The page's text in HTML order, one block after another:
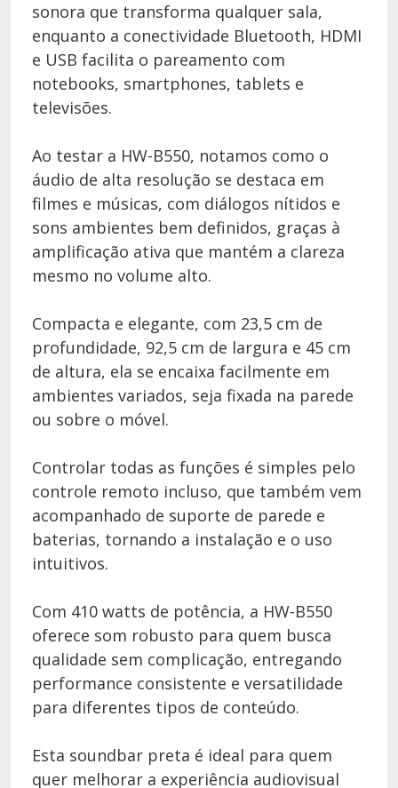
sonora que transforma qualquer sala,
enquanto a conectividade Bluetooth, HDMI
e USB facilita o pareamento com
notebooks, smartphones, tablets e
televisões.
Ao testar a HW-B550, notamos como o
áudio de alta resolução se destaca em
filmes e músicas, com diálogos nítidos e
sons ambientes bem definidos, graças à
amplificação ativa que mantém a clareza
mesmo no volume alto.
Compacta e elegante, com 23,5 cm de
profundidade, 92,5 cm de largura e 45 cm
de altura, ela se encaixa facilmente em
ambientes variados, seja fixada na parede
ou sobre o móvel.
Controlar todas as funções é simples pelo
controle remoto incluso, que também vem
acompanhado de suporte de parede e
baterias, tornando a instalação e o uso
intuitivos.
Com 410 watts de potência, a HW-B550
oferece som robusto para quem busca
qualidade sem complicação, entregando
performance consistente e versatilidade
para diferentes tipos de conteúdo.
Esta soundbar preta é ideal para quem
quer melhorar a experiência audiovisual